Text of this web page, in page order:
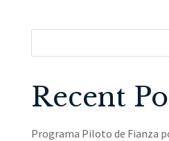
Recent
Programa Piloto de Fianza